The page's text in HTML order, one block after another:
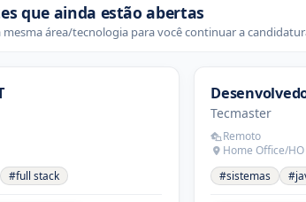
que ainda estão abertas
área/tecnologia para você continuar a
#full stack
Tecmaster
Remoto
Home Office/HO
#sistemas